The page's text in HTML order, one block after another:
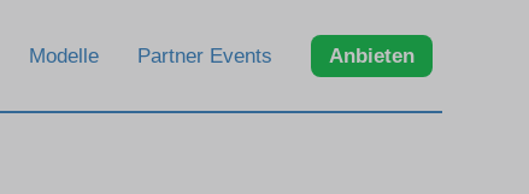
Modelle Partner Events Anbieten